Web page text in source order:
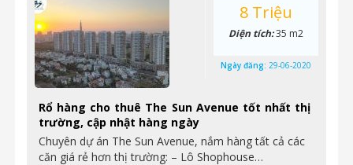
Rổ hàng cho thuê The Sun Avenue tốt nhất thị
trường, cập nhật hàng ngày
Chuyên dự án The Sun Avenue, nắm hàng tất cả các
căn giá rẻ hơn thị trường: – Lô Shophouse…
8 Triệu
Diện tích:35 m2
Ngày đăng: 29-06-2020